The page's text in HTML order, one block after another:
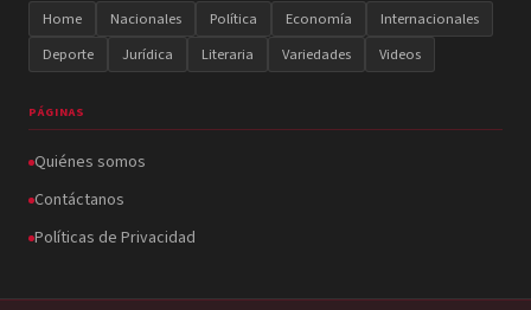
Home Nacionales Política Economía
Internacionales
Deporte
Jurídica Literaria Variedades Videos
PÁGINAS
Quiénes somos
Contáctanos
Políticas de Privacidad